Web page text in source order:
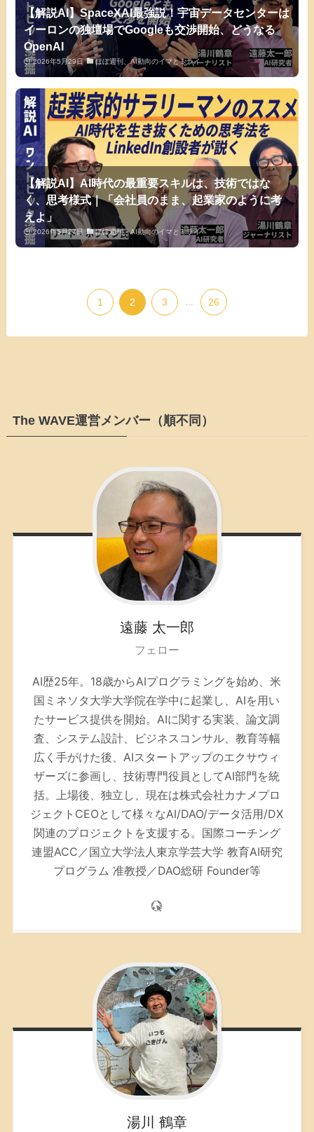
【解説AI】SpaceXAI最強説！宇宙データセンターは
イーロンの独壇場でGoogleも交渉開始、どうなる
OpenAI
2026年5月29日 ほぼ週刊、AI動向のイマとミライ
【解説AI】AI時代の最重要スキルは、技術ではな
く、思考様式｜「会社員のまま、起業家のように考
えよ」
2026年5月27日 ほぼ週刊、AI動向のイマとミライ
1 2 3 26
The WAVE運営メンバー（順不同）
遠藤 太一郎
フェロー
AI歴25年。 18歳からAIプログラミングを始め、米
国ミネソタ大学大学院在学中に起業し、AIを用い
たサービス提供を開始。AIに関する実装、論文調
査、システム設計、ビジネスコンサル、教育等幅
広く手がけた後、AIスタートアップのエクサウィ
ザーズに参画し、技術専門役員としてAI部門を統
括。上場後、独立し、現在は株式会社カナメプロ
ジェクトCEOとして様々なAI/DAO/データ活用/DX
関連のプロジェクトを支援する。 国際コーチング
連盟ACC／国立大学法人東京学芸大学 教育AI研究
プログラム 准教授／DAO総研 Founder等
湯川 鶴章